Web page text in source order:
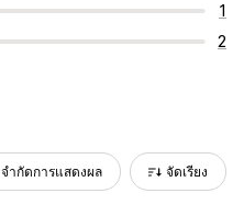
1
2
จำกัดการแสดงผล จัดเรียง